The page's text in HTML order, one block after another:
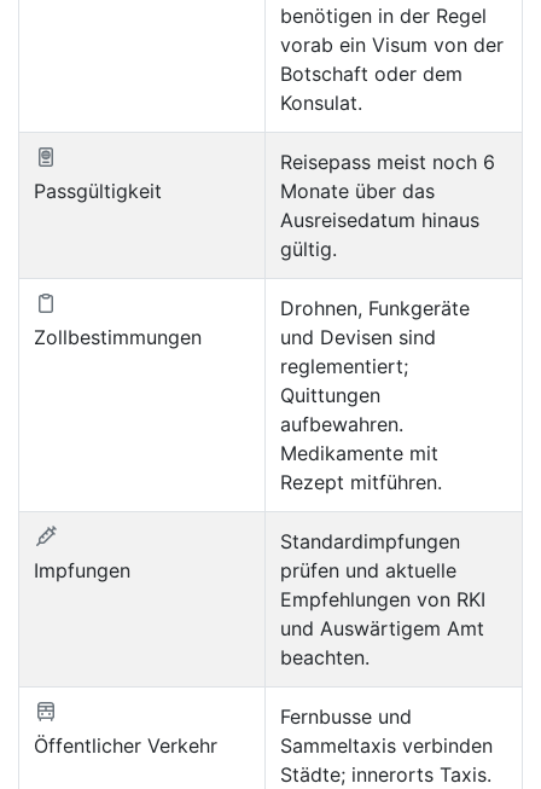
benötigen in der Regel
vorab ein Visum von der
Botschaft oder dem
Konsulat.
Passgültigkeit
Reisepass meist noch 6
Monate über das
Ausreisedatum hinaus
gültig.
Zollbestimmungen
Drohnen, Funkgeräte
und Devisen sind
reglementiert;
Quittungen
aufbewahren.
Medikamente mit
Rezept mitführen.
Impfungen
Standardimpfungen
prüfen und aktuelle
Empfehlungen von RKI
und Auswärtigem Amt
beachten.
Öffentlicher Verkehr
Fernbusse und
Sammeltaxis verbinden
Städte; innerorts Taxis.